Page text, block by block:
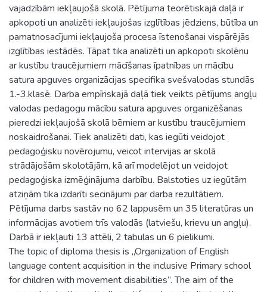
vajadzībām iekļaujošā skolā. Pētījuma teorētiskajā daļā ir
apkopoti un analizēti iekļaujošas izglītības jēdziens, būtība un
pamatnosacījumi iekļaujoša procesa īstenošanai vispārējās
izglītības iestādēs. Tāpat tika analizēti un apkopoti skolēnu
ar kustību traucējumiem mācīšanas īpatnības un mācību
satura apguves organizācijas specifika svešvalodas stundās
1.-3.klasē. Darba empīriskajā daļā tiek veikts pētījums angļu
valodas pedagogu mācību satura apguves organizēšanas
pieredzi iekļaujošā skolā bērniem ar kustību traucējumiem
noskaidrošanai. Tiek analizēti dati, kas iegūti veidojot
pedagoģisku novērojumu, veicot intervijas ar skolā
strādājošām skolotājām, kā arī modelējot un veidojot
pedagoģiska izmēģinājuma darbību. Balstoties uz iegūtām
atziņām tika izdarīti secinājumi par darba rezultātiem.
Pētījuma darbs sastāv no 62 lappusēm un 35 literatūras un
informācijas avotiem trīs valodās (latviešu, krievu un angļu).
Darbā ir iekļauti 13 attēli, 2 tabulas un 6 pielikumi.
The topic of diploma thesis is „Organization of English
language content acquisition in the inclusive Primary school
for children with movement disabilities”. The aim of the